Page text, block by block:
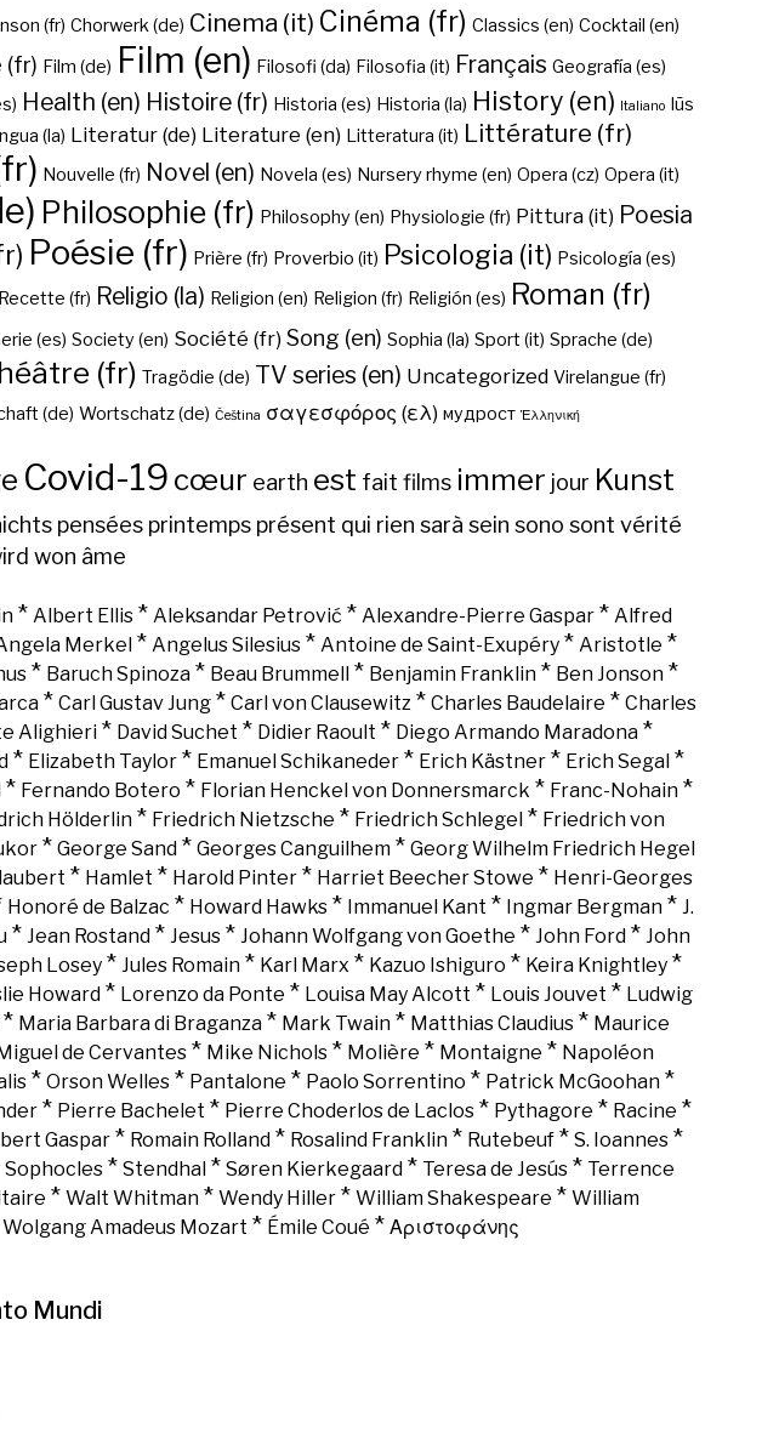
(fr) Chorwerk (de) Cinema (it) Cinéma (fr) Classics (en) Cocktail (en)
(fr) Film (de) Film (en) Filosofi (da) Filosofia (it) Français Geografía (es)
Health (en) Histoire (fr) Historia (es) Historia (la) History (en) Italiano Iūs
(la) Literatur (de) Literature (en) Litteratura (it) Littérature (fr)
Nouvelle (fr) Novel (en) Novela (es) Nursery rhyme (en) Opera (cz) Opera (it)
Philosophie (fr) Philosophy (en) Physiologie (fr) Pittura (it) Poesia
Poésie (fr) Prière (fr) Proverbio (it) Psicologia (it) Psicología (es)
Recette (fr) Religio (la) Religion (en) Religion (fr) Religión (es) Roman (fr)
(es) Society (en) Société (fr) Song (en) Sophia (la) Sport (it) Sprache (de)
(fr) Tragödie (de) TV series (en) Uncategorized Virelangue (fr)
(de) Wortschatz (de) Čeština σαγεσφόρος (ελ) мудрост Ἑλληνική
Covid-19 cœur earth est fait films immer jour Kunst
pensées printemps présent qui rien sarà sein sono sont vérité
won âme
* Albert Ellis* Aleksandar Petrović * Alexandre-Pierre Gaspar* Alfred
Merkel * Angelus Silesius * Antoine de Saint-Exupéry * Aristotle *
* Baruch Spinoza * Beau Brummell * Benjamin Franklin * Ben Jonson *
* Carl Gustav Jung * Carl von Clausewitz * Charles Baudelaire * Charles
Alighieri * David Suchet * Didier Raoult * Diego Armando Maradona *
* Elizabeth Taylor * Emanuel Schikaneder * Erich Kästner * Erich Segal *
* Fernando Botero * Florian Henckel von Donnersmarck * Franc-Nohain *
Hölderlin * Friedrich Nietzsche * Friedrich Schlegel * Friedrich von
* George Sand * Georges Canguilhem * Georg Wilhelm Friedrich Hegel
* Hamlet * Harold Pinter * Harriet Beecher Stowe * Henri-Georges
Honoré de Balzac * Howard Hawks* Immanuel Kant * Ingmar Bergman* J.
* Jean Rostand * Jesus * Johann Wolfgang von Goethe * John Ford * John
Losey* Jules Romain* Karl Marx * Kazuo Ishiguro * Keira Knightley*
Howard* Lorenzo da Ponte * Louisa May Alcott * Louis Jouvet * Ludwig
* Maria Barbara di Braganza* Mark Twain* Matthias Claudius* Maurice
Miguel de Cervantes* Mike Nichols* Molière * Montaigne * Napoléon
* Orson Welles* Pantalone * Paolo Sorrentino * Patrick McGoohan*
* Pierre Bachelet * Pierre Choderlos de Laclos* Pythagore * Racine *
Gaspar* Romain Rolland* Rosalind Franklin* Rutebeuf* S. Ioannes*
Sophocles* Stendhal* Søren Kierkegaard* Teresa de Jesús* Terrence
* Walt Whitman * Wendy Hiller * William Shakespeare * William
Wolgang Amadeus Mozart * Émile Coué * Αριστοφάνης
Mundi